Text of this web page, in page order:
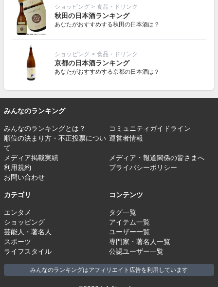
ショッピング > 食品・ドリンク
秋田の日本酒ランキング
あなたがおすすめする秋田の日本酒は？
ショッピング > 食品・ドリンク
京都の日本酒ランキング
あなたがおすすめする京都の日本酒は？
みんなのランキング
みんなのランキングとは？
コミュニティガイドライン
順位の決まり方・不正投票につい
て
運営者情報
メディア掲載実績
メディア・報道関係の皆さまへ
利用規約
プライバシーポリシー
お問い合わせ
カテゴリ
エンタメ
ショッピング
芸能人・著名人
スポーツ
ライフスタイル
コンテンツ
タグ一覧
アイテム一覧
ユーザー一覧
専門家・著名人一覧
公認ユーザー一覧
みんなのランキングはアフィリエイト広告を利用しています